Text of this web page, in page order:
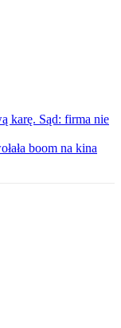
karę. Sąd: firma nie
boom na kina